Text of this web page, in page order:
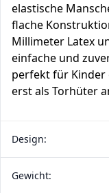
elastische
flache
Millimeter Latex
einfache und
perfekt für Kinder
erst als Torhüter
Design:
Gewicht: